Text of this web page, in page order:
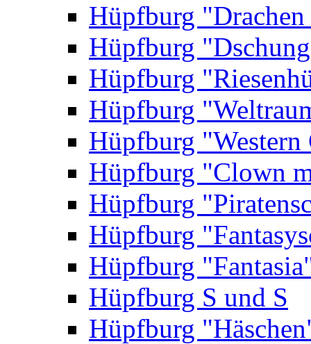
Hüpfburg
Hüpfburg
Hüpfburg
Hüpfburg
Hüpfburg
Hüpfburg "Clown
Hüpfburg
Hüpfburg
Hüpfburg
Hüpfburg S und S
Hüpfburg